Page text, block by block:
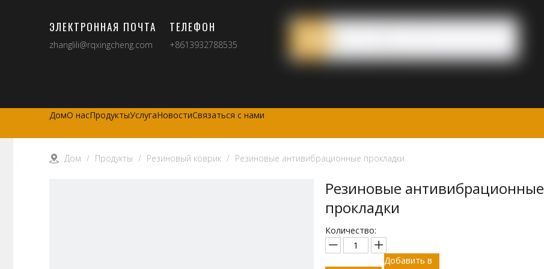
ЭЛЕКТРОННАЯ ПОЧТА
zhanglili@rqxingcheng.com
ТЕЛЕФОН
+8613932788535
ДомО насПродуктыУслугаНовостиСвязаться с нами
Дом / Продукты / Резиновый коврик / Резиновые антивибрационные прокладки
Резиновые антивибрационные
прокладки
Количество:
Добавить в